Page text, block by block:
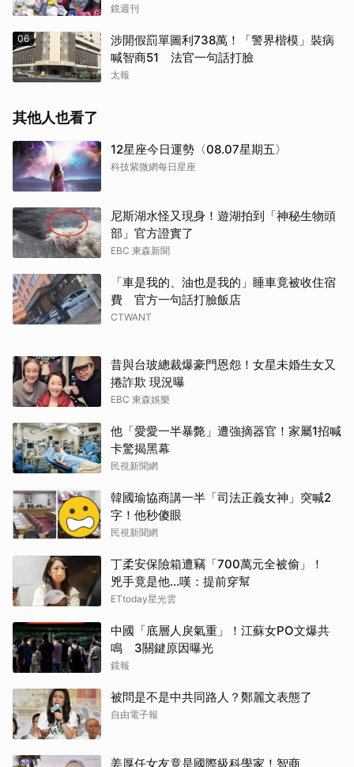
乾妹法庭抗辯引眾怒
鏡週刊
06
涉開假罰單圖利738萬！「警界楷模」裝病
喊智商51 法官一句話打臉
太報
其他人也看了
12星座今日運勢〈08.07星期五〉
科技紫微網每日星座
尼斯湖水怪又現身！遊湖拍到「神秘生物頭
部」官方證實了
EBC 東森新聞
「車是我的、油也是我的」睡車竟被收住宿
費 官方一句話打臉飯店
CTWANT
昔與台玻總裁爆豪門恩怨！女星未婚生女又
捲詐欺 現況曝
EBC 東森娛樂
他「愛愛一半暴斃」遭強摘器官！家屬1招喊
卡驚揭黑幕
民視新聞網
韓國瑜協商講一半「司法正義女神」突喊2
字！他秒傻眼
民視新聞網
丁柔安保險箱遭竊「700萬元全被偷」！
兇手竟是他...嘆：提前穿幫
ETtoday星光雲
中國「底層人戾氣重」！江蘇女PO文爆共
鳴 3關鍵原因曝光
鏡報
被問是不是中共同路人？鄭麗文表態了
自由電子報
姜厚任女友竟是國際級科學家！智商